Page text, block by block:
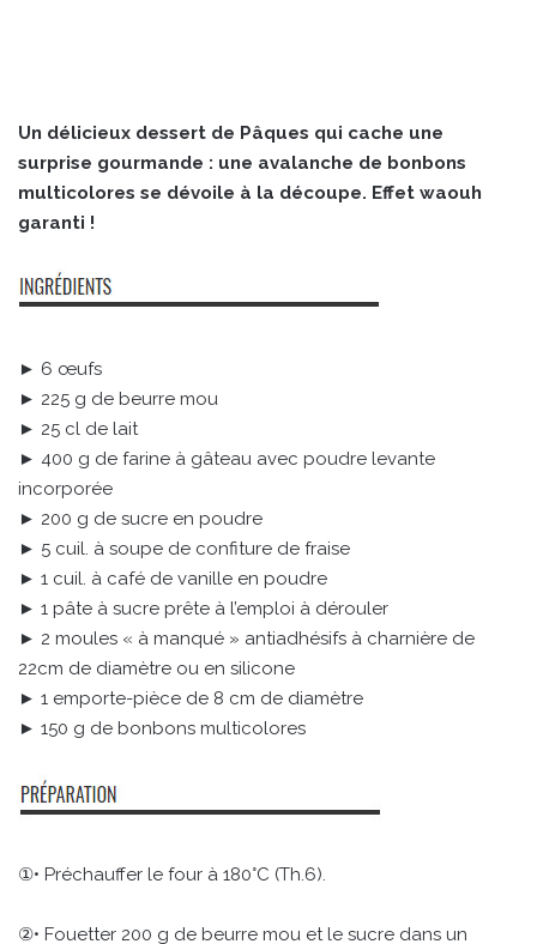
Un délicieux dessert de Pâques qui cache une
surprise gourmande : une avalanche de bonbons
multicolores se dévoile à la découpe. Effet waouh
garanti !
► 6 œufs
► 225 g de beurre mou
► 25 cl de lait
► 400 g de farine à gâteau avec poudre levante
incorporée
► 200 g de sucre en poudre
► 5 cuil. à soupe de confiture de fraise
► 1 cuil. à café de vanille en poudre
► 1 pâte à sucre prête à l’emploi à dérouler
► 2 moules « à manqué » antiadhésifs à charnière de
22cm de diamètre ou en silicone
► 1 emporte-pièce de 8 cm de diamètre
► 150 g de bonbons multicolores
①• Préchauffer le four à 180°C (Th.6).
②• Fouetter 200 g de beurre mou et le sucre dans un